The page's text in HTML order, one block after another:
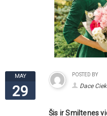
MAY
29
POSTED BY
Dace
Šis ir Smiltenes